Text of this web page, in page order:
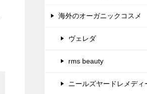
海外のオーガニックコスメ
ヴェレダ
rms beauty
ニールズヤードレメディ